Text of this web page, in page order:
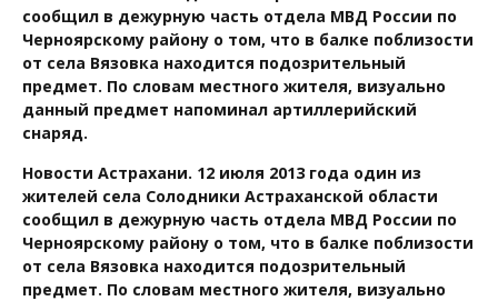
сообщил в дежурную часть отдела МВД России по
Черноярскому району о том, что в балке поблизости
от села Вязовка находится подозрительный
предмет. По словам местного жителя, визуально
данный предмет напоминал артиллерийский
снаряд.
Новости Астрахани. 12 июля 2013 года один из
жителей села Солодники Астраханской области
сообщил в дежурную часть отдела МВД России по
Черноярскому району о том, что в балке поблизости
от села Вязовка находится подозрительный
предмет. По словам местного жителя, визуально